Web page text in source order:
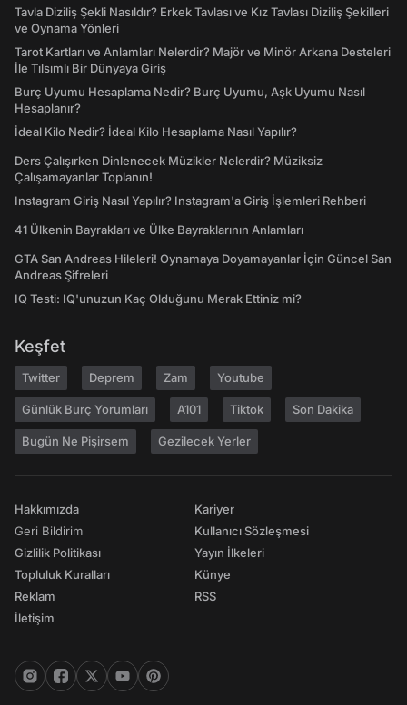
Tavla Diziliş Şekli Nasıldır? Erkek Tavlası ve Kız Tavlası Diziliş Şekilleri
ve Oynama Yönleri
Tarot Kartları ve Anlamları Nelerdir? Majör ve Minör Arkana Desteleri
İle Tılsımlı Bir Dünyaya Giriş
Burç Uyumu Hesaplama Nedir? Burç Uyumu, Aşk Uyumu Nasıl
Hesaplanır?
İdeal Kilo Nedir? İdeal Kilo Hesaplama Nasıl Yapılır?
Ders Çalışırken Dinlenecek Müzikler Nelerdir? Müziksiz
Çalışamayanlar Toplanın!
Instagram Giriş Nasıl Yapılır? Instagram'a Giriş İşlemleri Rehberi
41 Ülkenin Bayrakları ve Ülke Bayraklarının Anlamları
GTA San Andreas Hileleri! Oynamaya Doyamayanlar İçin Güncel San
Andreas Şifreleri
IQ Testi: IQ'unuzun Kaç Olduğunu Merak Ettiniz mi?
Keşfet
Twitter Deprem Zam Youtube
Günlük Burç Yorumları A101 Tiktok Son Dakika
Bugün Ne Pişirsem Gezilecek Yerler
Hakkımızda
Geri Bildirim
Gizlilik Politikası
Topluluk Kuralları
Reklam
İletişim
Kariyer
Kullanıcı Sözleşmesi
Yayın İlkeleri
Künye
RSS